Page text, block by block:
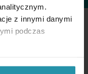
z innymi danymi
podczas